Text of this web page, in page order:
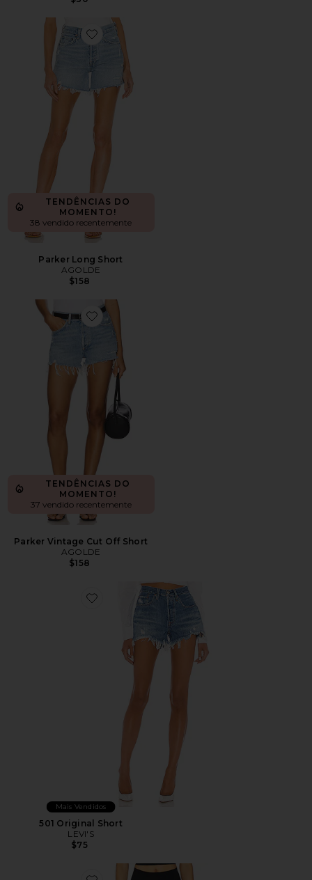
Favorite Parker Long Short
TENDÊNCIAS DO
MOMENTO!
38 vendido recentemente
Parker Long Short
AGOLDE
$158
Favorite Parker Vintage Cut Off Short
TENDÊNCIAS DO
MOMENTO!
37 vendido recentemente
Parker Vintage Cut Off Short
AGOLDE
$158
Favorite 501 Original Short
Mais Vendidos
501 Original Short
LEVI'S
$75